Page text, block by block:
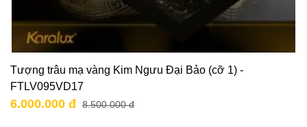
Tượng trâu mạ vàng Kim Ngưu Đại Bảo (cỡ 1) -
FTLV095VD17
6.000.000 đ 8.500.000 đ